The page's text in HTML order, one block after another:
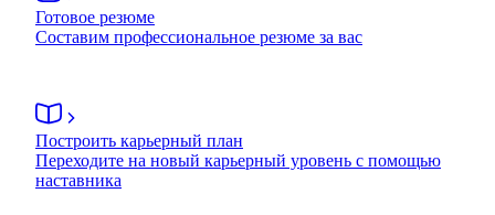
Готовое резюме
Составим профессиональное резюме за вас
Построить карьерный план
Переходите на новый карьерный уровень с помощью
наставника